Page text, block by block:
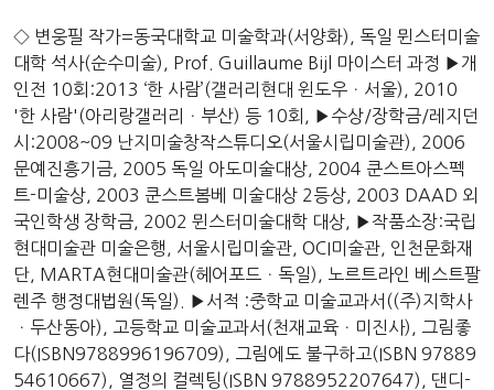
◇ 변웅필 작가=동국대학교 미술학과(서양화), 독일 뮌스터미술
대학 석사(순수미술), Prof. Guillaume Bijl 마이스터 과정 ▶개
인전 10회:2013 ‘한 사람’(갤러리현대 윈도우ㆍ서울), 2010
'한 사람'(아리랑갤러리ㆍ부산) 등 10회, ▶수상/장학금/레지던
시:2008~09 난지미술창작스튜디오(서울시립미술관), 2006
문예진흥기금, 2005 독일 아도미술대상, 2004 쿤스트아스펙
트-미술상, 2003 쿤스트봄베 미술대상 2등상, 2003 DAAD 외
국인학생 장학금, 2002 뮌스터미술대학 대상, ▶작품소장:국립
현대미술관 미술은행, 서울시립미술관, OCI미술관, 인천문화재
단, MARTA현대미술관(헤어포드ㆍ독일), 노르트라인 베스트팔
렌주 행정대법원(독일). ▶서적 :중학교 미술교과서((주)지학사
ㆍ두산동아), 고등학교 미술교과서(천재교육ㆍ미진사), 그림좋
다(ISBN9788996196709), 그림에도 불구하고(ISBN 97889
54610667), 열정의 컬렉팅(ISBN 9788952207647), 댄디-